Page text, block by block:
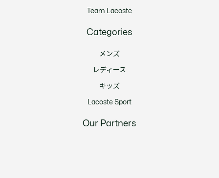
Team Lacoste
Categories
メンズ
レディース
キッズ
Lacoste Sport
Our Partners